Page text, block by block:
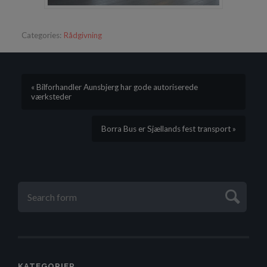
Categories: Rådgivning
« Bilforhandler Aunsbjerg har gode autoriserede
værksteder
Borra Bus er Sjællands fest transport »